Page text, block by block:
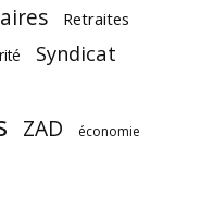
Retraites
Syndicat
ZAD économie